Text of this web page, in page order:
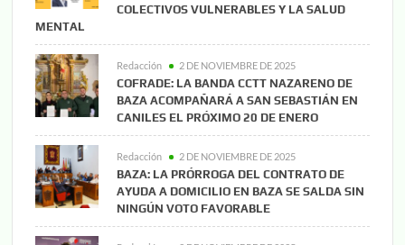
COLECTIVOS VULNERABLES Y LA SALUD
MENTAL
Redacción 2 DE NOVIEMBRE DE 2025
COFRADE: LA BANDA CCTT NAZARENO DE
BAZA ACOMPAÑARÁ A SAN SEBASTIÁN EN
CANILES EL PRÓXIMO 20 DE ENERO
Redacción 2 DE NOVIEMBRE DE 2025
BAZA: LA PRÓRROGA DEL CONTRATO DE
AYUDA A DOMICILIO EN BAZA SE SALDA SIN
NINGÚN VOTO FAVORABLE